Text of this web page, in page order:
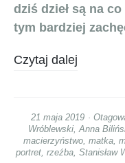
dziś dzieł są na
tym bardziej
Czytaj dalej
21 maja 2019
Wróblewski,Anna
macierzyństwo, matka,
portret, rzeźba, Stanisław